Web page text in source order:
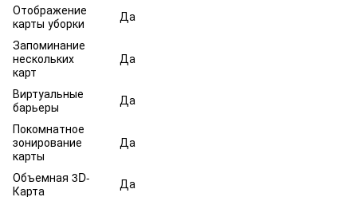
Отображение
карты уборки
Да
Запоминание
нескольких
карт
Да
Виртуальные
барьеры
Да
Покомнатное
зонирование
карты
Да
Объемная 3D-
Карта
Да